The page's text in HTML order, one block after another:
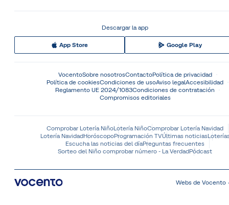
Descargar la app
App Store Google Play
VocentoSobre nosotrosContactoPolítica de privacidad
Política de cookiesCondiciones de usoAviso legalAccesibilidad
Reglamento UE 2024/1083Condiciones de contratación
Compromisos editoriales
Comprobar Lotería NiñoLotería NiñoComprobar Lotería Navidad
Lotería NavidadHoróscopoProgramación TVÚltimas noticias
Escucha las noticias del díaPreguntas frecuentes
Sorteo del Niño comprobar número - La VerdadPódcast
Webs de Vocento